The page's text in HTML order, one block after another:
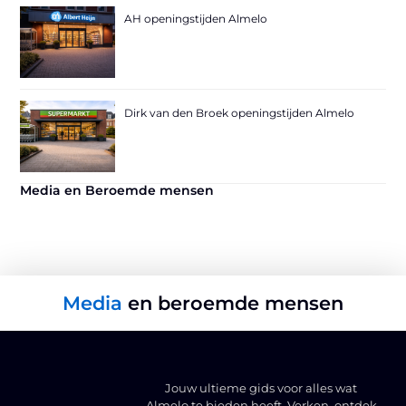
AH openingstijden Almelo
Dirk van den Broek openingstijden Almelo
Media en Beroemde mensen
Media en beroemde mensen
Jouw ultieme gids voor alles wat